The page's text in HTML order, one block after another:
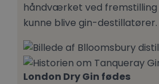
håndværket ved fremstilling
kunne blive gin-destillatører.
London Dry Gin fødes